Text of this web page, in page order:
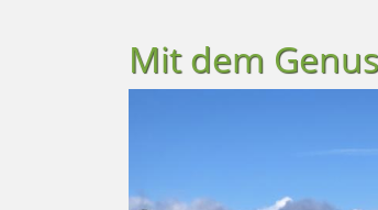
Mit dem